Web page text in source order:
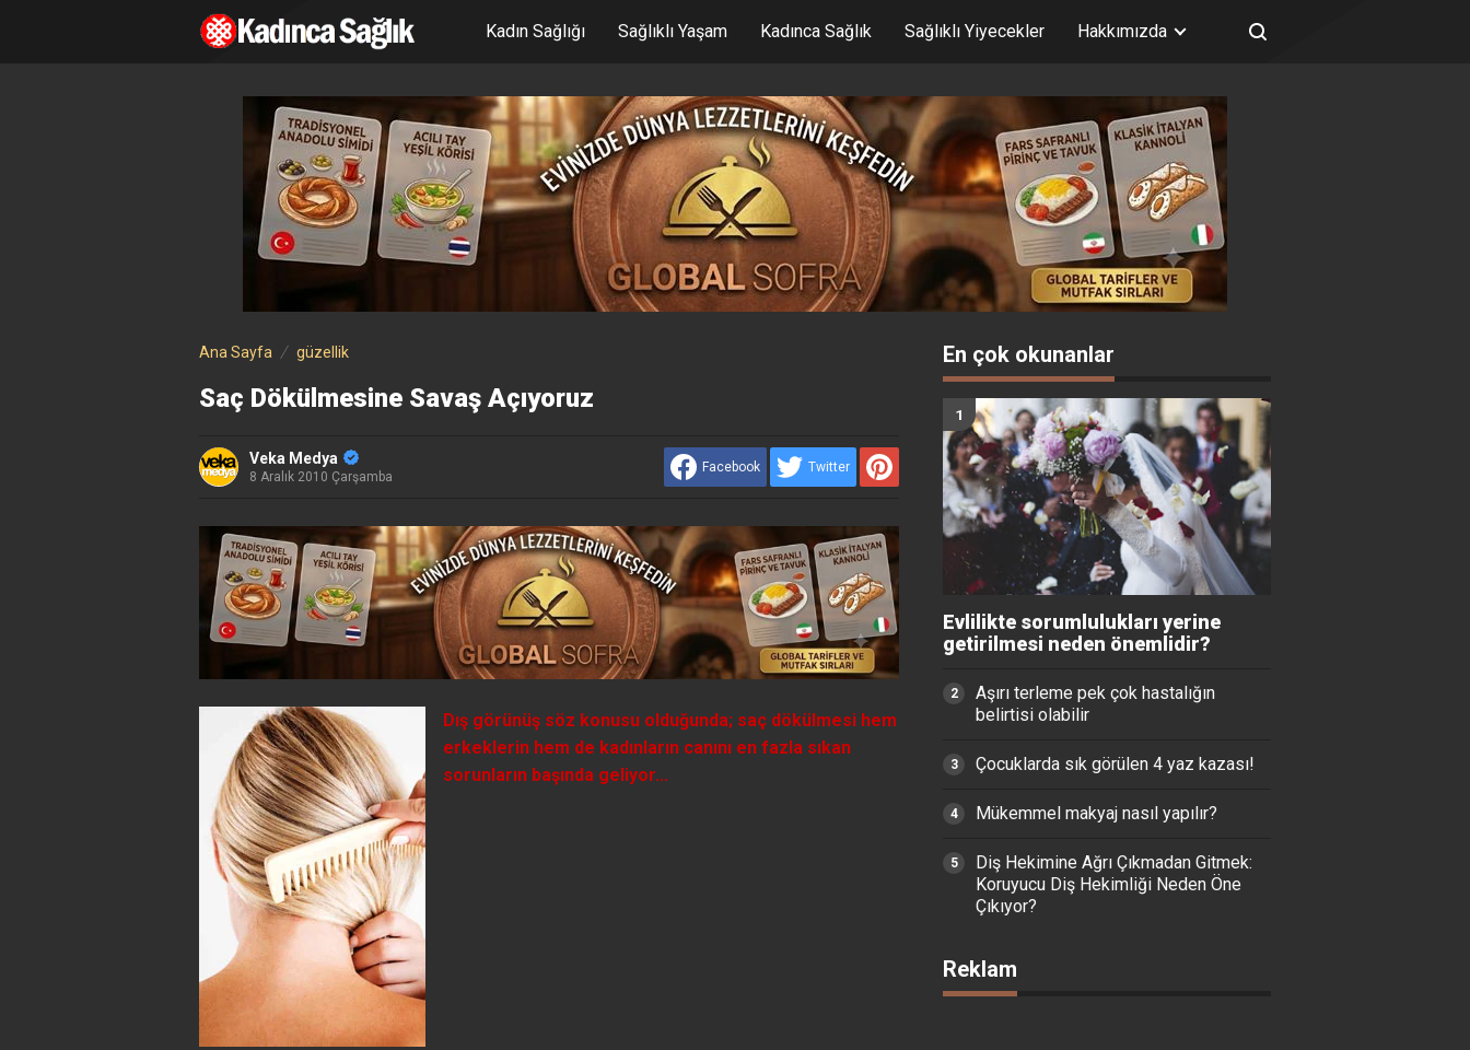
Kadın Sağlığı Sağlıklı Yaşam Kadınca Sağlık Sağlıklı Yiyecekler Hakkımızda
Ana Sayfa güzellik
Saç Dökülmesine Savaş Açıyoruz
Veka Medya
8 Aralık 2010 Çarşamba
Facebook Twitter
Dış görünüş söz konusu olduğunda; saç dökülmesi hem
erkeklerin hem de kadınların canını en fazla sıkan
sorunların başında geliyor...
En çok okunanlar
Evlilikte sorumlulukları yerine
getirilmesi neden önemlidir?
Aşırı terleme pek çok hastalığın
belirtisi olabilir
Çocuklarda sık görülen 4 yaz kazası!
Mükemmel makyaj nasıl yapılır?
Diş Hekimine Ağrı Çıkmadan Gitmek:
Koruyucu Diş Hekimliği Neden Öne
Çıkıyor?
Reklam